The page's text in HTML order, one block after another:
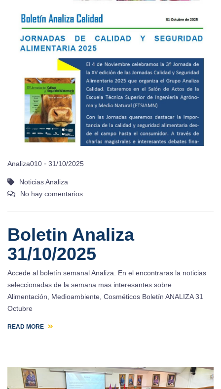
Analiza010 - 31/10/2025
Noticias Analiza
No hay comentarios
Boletin Analiza
31/10/2025
Accede al boletín semanal Analiza. En el encontraras la noticias
seleccionadas de la semana mas interesantes sobre
Alimentación, Medioambiente, Cosméticos Boletín ANALIZA 31
Octubre
READ MORE